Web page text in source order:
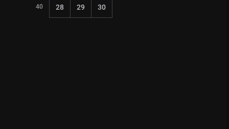
40 28 29 30